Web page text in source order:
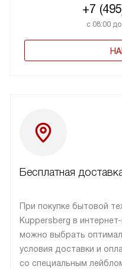
+7
с 08:00
Бесплатная
При покупке бытовой
Kuppersberg в
можно выбрать
условия доставки и
со специальным